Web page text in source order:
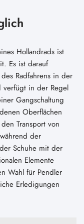
Hollandrads ist
Es ist darauf
Radfahrens in der
verfügt in der Regel
Gangschaltung
Oberflächen
Transport von
der
Schuhe mit der
Elemente
Wahl für Pendler
Erledigungen